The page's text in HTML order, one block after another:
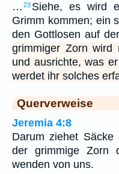
… 23 Siehe, es wird
Grimm kommen; ein
den Gottlosen auf
grimmiger Zorn wird
und ausrichte, was
werdet ihr solches
Querverweise
Jeremia 4:8
Darum ziehet
der grimmige Zorn
wenden von uns.